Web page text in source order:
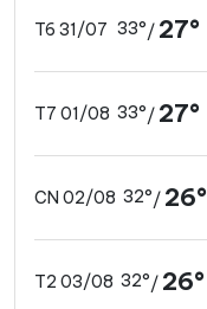
T6 31/07 33°/ 27°
T7 01/08 33°/ 27°
CN 02/08 32°/ 26°
T2 03/08 32°/ 26°